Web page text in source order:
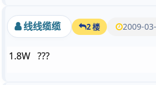
线线缆缆 2 楼 2009-
1.8W ???